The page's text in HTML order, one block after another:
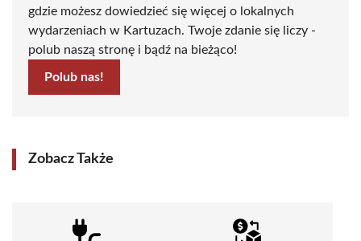
gdzie możesz dowiedzieć się więcej o lokalnych
wydarzeniach w Kartuzach. Twoje zdanie się liczy -
polub naszą stronę i bądź na bieżąco!
Polub nas!
Zobacz Także